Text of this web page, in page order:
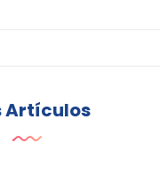
Artículos